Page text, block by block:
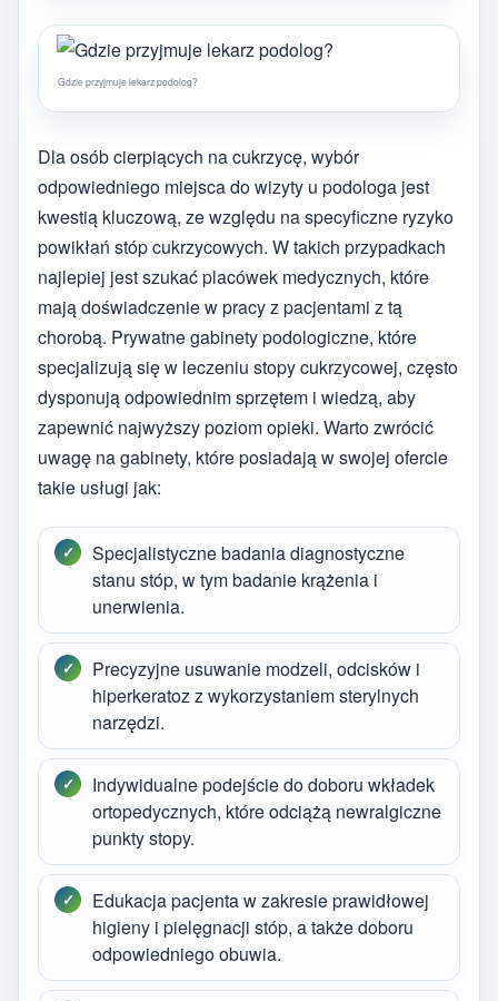
Gdzie przyjmuje lekarz podolog?
Dla osób cierpiących na cukrzycę, wybór
odpowiedniego miejsca do wizyty u podologa jest
kwestią kluczową, ze względu na specyficzne ryzyko
powikłań stóp cukrzycowych. W takich przypadkach
najlepiej jest szukać placówek medycznych, które
mają doświadczenie w pracy z pacjentami z tą
chorobą. Prywatne gabinety podologiczne, które
specjalizują się w leczeniu stopy cukrzycowej, często
dysponują odpowiednim sprzętem i wiedzą, aby
zapewnić najwyższy poziom opieki. Warto zwrócić
uwagę na gabinety, które posiadają w swojej ofercie
takie usługi jak:
Specjalistyczne badania diagnostyczne
stanu stóp, w tym badanie krążenia i
unerwienia.
Precyzyjne usuwanie modzeli, odcisków i
hiperkeratoz z wykorzystaniem sterylnych
narzędzi.
Indywidualne podejście do doboru wkładek
ortopedycznych, które odciążą newralgiczne
punkty stopy.
Edukacja pacjenta w zakresie prawidłowej
higieny i pielęgnacji stóp, a także doboru
odpowiedniego obuwia.